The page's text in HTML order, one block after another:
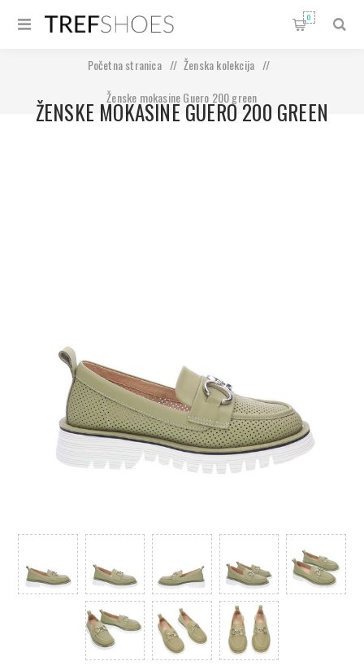
0
Početna stranica / Ženska kolekcija
/
Ženske mokasine Guero 200 green
ŽENSKE MOKASINE GUERO 200 GREEN